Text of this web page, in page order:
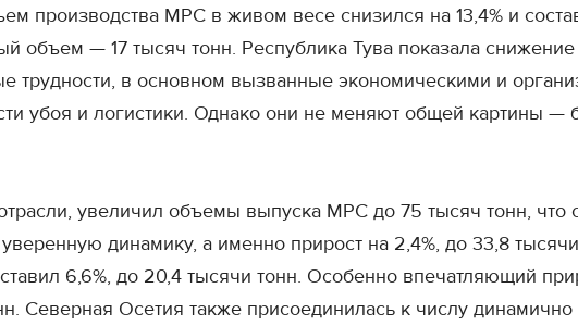
производства МРС в живом весе снизился на 13,4% и
объем — 17 тысяч тонн. Республика Тува показала
в основном вызванные экономическими и
убоя и логистики. Однако они не меняют общей картины
увеличил объемы выпуска МРС до 75 тысяч тонн, что
динамику, а именно прирост на 2,4%, до 33,8
6,6%, до 20,4 тысячи тонн. Особенно впечатляющий
Северная Осетия также присоединилась к числу